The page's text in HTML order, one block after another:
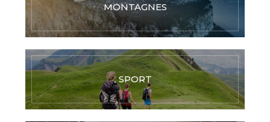
MONTAGNES
SPORT